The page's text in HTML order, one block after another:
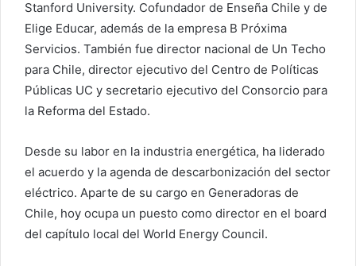
Stanford University. Cofundador de Enseña Chile y de
Elige Educar, además de la empresa B Próxima
Servicios. También fue director nacional de Un Techo
para Chile, director ejecutivo del Centro de Políticas
Públicas UC y secretario ejecutivo del Consorcio para
la Reforma del Estado.
Desde su labor en la industria energética, ha liderado
el acuerdo y la agenda de descarbonización del sector
eléctrico. Aparte de su cargo en Generadoras de
Chile, hoy ocupa un puesto como director en el board
del capítulo local del World Energy Council.